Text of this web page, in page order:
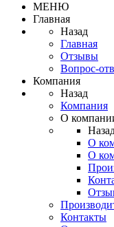
МЕНЮ
Главная
Назад
Главная
Отзывы
Вопрос-
Компания
Назад
Компания
О
О
О
Контакты